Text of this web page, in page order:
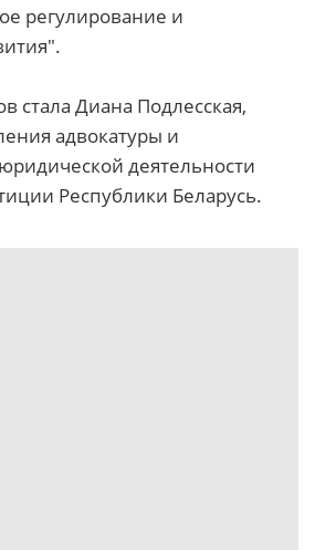
регулирование и
стала Диана Подлесская,
адвокатуры и
деятельности
Республики Беларусь.